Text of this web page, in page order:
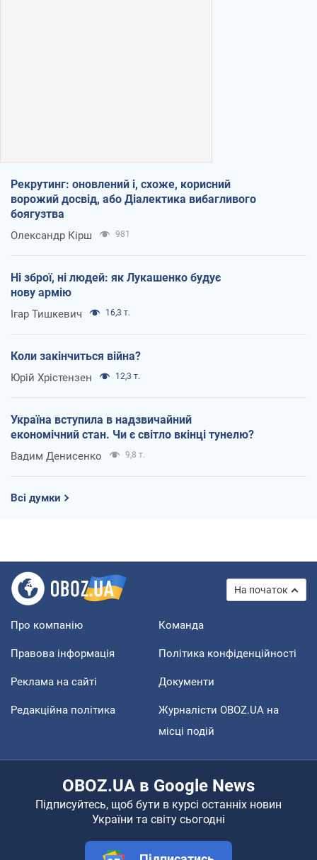
Рекрутинг: оновлений і, схоже, корисний
ворожий досвід, або Діалектика вибагливого
боягузтва
Олександр Кірш 981
Ні зброї, ні людей: як Лукашенко будує
нову армію
Ігар Тишкевич 16,3 т.
Коли закінчиться війна?
Юрій Хрістензен 12,3 т.
Україна вступила в надзвичайний
економічний стан. Чи є світло вкінці тунелю?
Вадим Денисенко 9,8 т.
Всі думки
На початок
Про компанію Команда
Правова інформація Політика конфіденційності
Реклама на сайті Документи
Редакційна політика
Журналісти OBOZ.UA на
місці подій
OBOZ.UA в Google News
Підписуйтесь, щоб бути в курсі останніх новин
України та світу сьогодні